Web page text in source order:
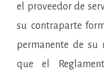
el proveedor de
su contraparte
permanente de su
que el